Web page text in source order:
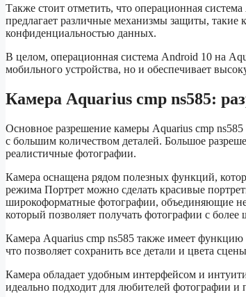
Также стоит отметить, что операционная
предлагает различные механизмы защиты, такие
конфиденциальностью данных.
В целом, операционная система Android 10 на
мобильного устройства, но и обеспечивает
Камера Aquarius cmp ns585:
Основное разрешение камеры Aquarius cmp ns585
с большим количеством деталей. Большое
реалистичные фотографии.
Камера оснащена рядом полезных функций,
режима Портрет можно сделать красивые
широкоформатные фотографии, объединяющие
который позволяет получать фотографии с
Камера Aquarius cmp ns585 также имеет
что позволяет сохранить все детали и цвета
Камера обладает удобным интерфейсом и
идеально подходит для любителей фотографии